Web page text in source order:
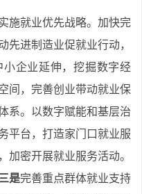
施就业优先战略。加快完
先进制造业促就业行动，
企业延伸，挖掘数字经
间，完善创业带动就业保
系。 以数字赋能和基层治
平台，打造家门口就业服
加密开展就业服务活动。
是完善重点群体就业支持